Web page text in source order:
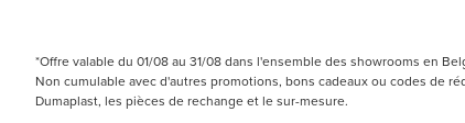
*Offre valable du 01/08 au 31/08 dans l'ensemble des showrooms en
Non cumulable avec d'autres promotions, bons cadeaux ou codes de
Dumaplast, les pièces de rechange et le sur-mesure.